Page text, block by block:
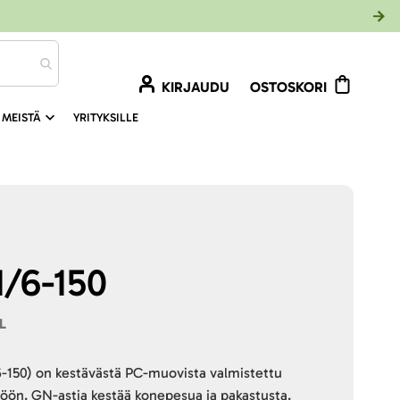
KIRJAUDU OSTOSKORI
YRITYKSILLE
6-150
on kestävästä PC-muovista valmistettu
GN-astia kestää konepesua ja pakastusta.